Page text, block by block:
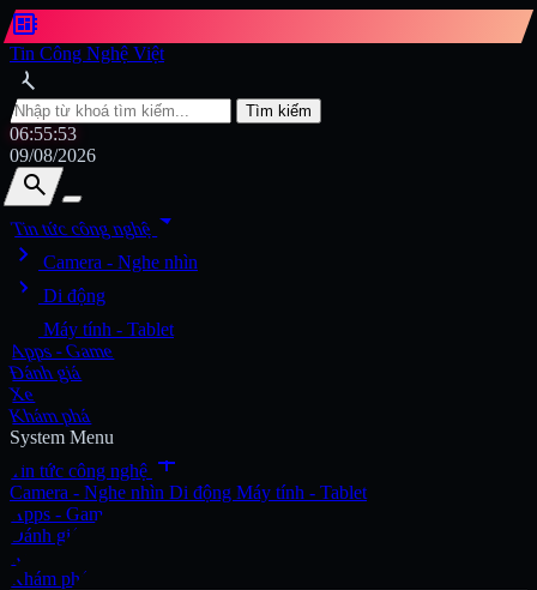
developer_board
Tin Công Nghệ Việt
search
Tìm kiếm
06:55:54
09/08/2026
search
search
Tin tức công nghệarrow_drop_down
chevron_right
Camera - Nghe nhìn
chevron_right Di động
Máy tính - Tablet
Apps - Game
Đánh giá
Xe
Khám phá
System Menu
Tin tức công nghệ add
Camera - Nghe nhìn Di động Máy tính - Tablet
Apps - Game
Đánh giá
Xe
Khám phá